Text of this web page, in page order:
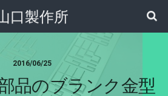
口製作所
2016/06/25
品のブランク金型